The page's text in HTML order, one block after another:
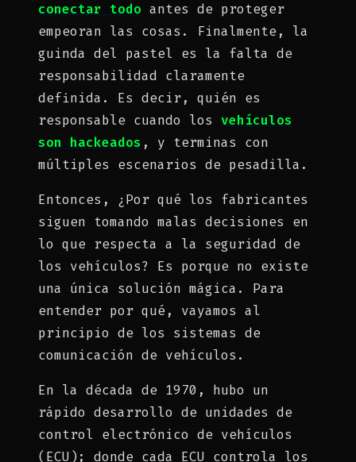
conectar todo antes de proteger
empeoran las cosas. Finalmente, la
guinda del pastel es la falta de
responsabilidad claramente
definida. Es decir, quién es
responsable cuando los vehículos
son hackeados , y terminas con
múltiples escenarios de pesadilla.
Entonces, ¿Por qué los fabricantes
siguen tomando malas decisiones en
lo que respecta a la seguridad de
los vehículos? Es porque no existe
una única solución mágica. Para
entender por qué, vayamos al
principio de los sistemas de
comunicación de vehículos.
En la década de 1970, hubo un
rápido desarrollo de unidades de
control electrónico de vehículos
(ECU); donde cada ECU controla los